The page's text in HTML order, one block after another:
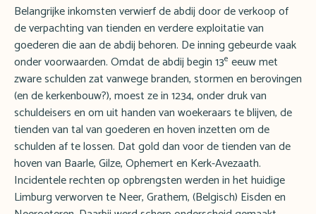
Belangrijke inkomsten verwierf de abdij door de verkoop of
de verpachting van tienden en verdere exploitatie van
goederen die aan de abdij behoren. De inning gebeurde vaak
onder voorwaarden. Omdat de abdij begin 13e eeuw met
zware schulden zat vanwege branden, stormen en berovingen
(en de kerkenbouw?), moest ze in 1234, onder druk van
schuldeisers en om uit handen van woekeraars te blijven, de
tienden van tal van goederen en hoven inzetten om de
schulden af te lossen. Dat gold dan voor de tienden van de
hoven van Baarle, Gilze, Ophemert en Kerk-Avezaath.
Incidentele rechten op opbrengsten werden in het huidige
Limburg verworven te Neer, Grathem, (Belgisch) Eisden en